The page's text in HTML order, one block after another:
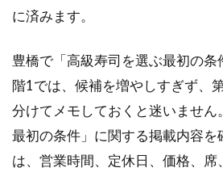
1.5
える
予算
安
2
豊
に済みます。
豊橋で「高級寿司を選ぶ最初の
階1では、候補を増やしすぎず、
分けてメモしておくと迷いません
最初の条件」に関する掲載内容を
は、営業時間、定休日、価格、